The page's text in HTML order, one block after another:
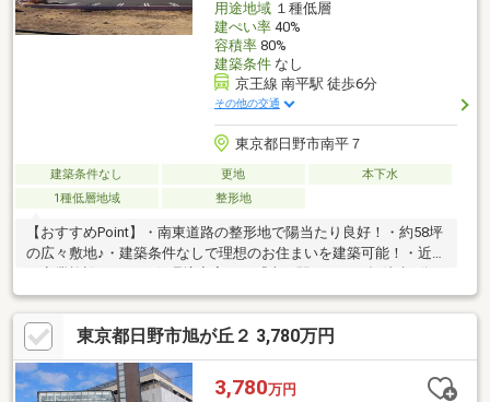
用途地域１種低層
建ぺい率40%
容積率80%
建築条件なし
京王線 南平駅 徒歩6分
その他の交通
東京都日野市南平７
建築条件なし 更地
本下水
1種低層地域
整形地
【おすすめPoint】・南東道路の整形地で陽当たり良好！・約58坪
の広々敷地♪・建築条件なしで理想のお住まいを建築可能！・近く
信頼と実績！お問い合わせは⇒【日野市専門店 株式会社ダブル
オレンジ】TEL０４２－５０６－２３４５ までお気軽にどう
ぞ。不動産に熟知したスタッフが、住宅ローンから物件詳細・周
辺環境など何でもご対応させていただきます。ご連絡お待ちして
おります！
東京都日野市旭が丘２ 3,780万円
3,780万円